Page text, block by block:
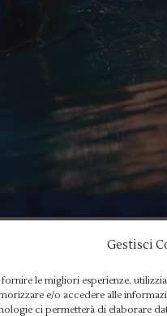
Gestisci
fornire le migliori esperienze,
e/o accedere alle
ci permetterà di elaborare